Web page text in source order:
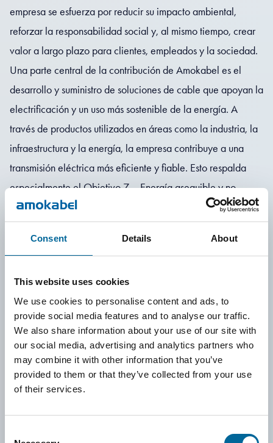
Consent Details About
This website uses cookies
We use cookies to personalise content and ads, to
provide social media features and to analyse our traffic.
We also share information about your use of our site with
our social media, advertising and analytics partners who
may combine it with other information that you’ve
provided to them or that they’ve collected from your use
of their services.
empresa se esfuerza por reducir su impacto ambiental,
reforzar la responsabilidad social y, al mismo tiempo, crear
valor a largo plazo para clientes, empleados y la sociedad.
Una parte central de la contribución de Amokabel es el
desarrollo y suministro de soluciones de cable que apoyan la
electrificación y un uso más sostenible de la energía. A
través de productos utilizados en áreas como la industria, la
infraestructura y la energía, la empresa contribuye a una
transmisión eléctrica más eficiente y fiable. Esto respalda
especialmente el Objetivo 7 – Energía asequible y no
contaminante y el Objetivo 9 – Industria, innovación e
infraestructura, donde un suministro energético fiable y el
desarrollo tecnológico son esenciales para el progreso
Amokabel también trabaja para reducir su impacto climático
y ambiental mediante un uso más eficiente de los recursos, la
reducción de residuos y un mayor uso de materiales
sostenibles en la producción. La empresa tiene como
objetivo optimizar el uso de la energía en sus procesos y
mejorar continuamente su rendimiento ambiental. Estas